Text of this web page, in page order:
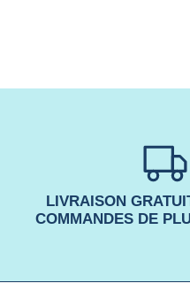
LIVRAISON
COMMANDES DE